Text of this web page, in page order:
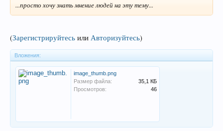
...просто хочу знать мнение людей на эту тему...
(Зарегистрируйтесь или Авторизуйтесь)
Вложения:
image_thumb.png
Размер файла:
35,1 КБ
Просмотров:
46